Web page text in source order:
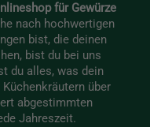
für Gewürze
nach hochwertigen
bist, die deinen
bist du bei uns
du alles, was dein
über
abgestimmten
Jahreszeit.